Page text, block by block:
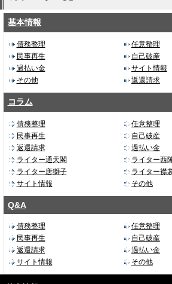
基本情報
債務整理
任意整理
民事再生
自己破産
過払い金
サイト情報
その他
返還請求
コラム
債務整理
任意整理
民事再生
自己破産
返還請求
過払い金
ライター通天閣
ライター西
ライター唐獅子
ライター襟
サイト情報
その他
Q&A
債務整理
任意整理
民事再生
自己破産
返還請求
過払い金
サイト情報
その他